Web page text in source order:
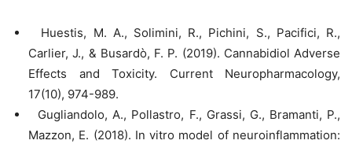
Huestis, M. A., Solimini, R., Pichini, S., Pacifici, R.,
Carlier, J., & Busardò, F. P. (2019). Cannabidiol Adverse
Effects and Toxicity. Current Neuropharmacology,
17(10), 974-989.
Gugliandolo, A., Pollastro, F., Grassi, G., Bramanti, P.,
Mazzon, E. (2018). In vitro model of neuroinflammation: